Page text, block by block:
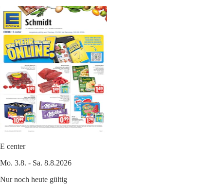
E center
Mo. 3.8. - Sa. 8.8.2026
Nur noch heute gültig